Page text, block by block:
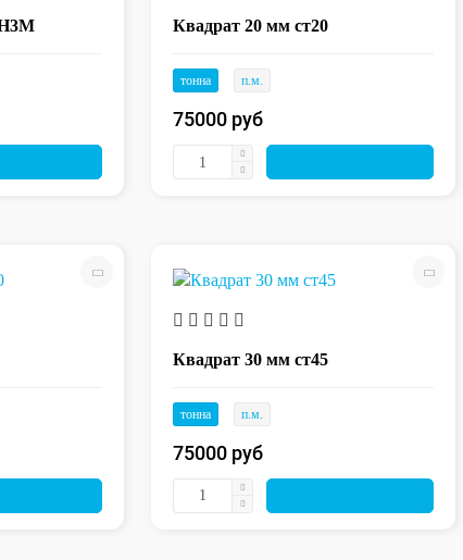
Квадрат 20 мм ст20
тонна п.м.
75000 руб
Квадрат 30 мм ст45
тонна п.м.
75000 руб